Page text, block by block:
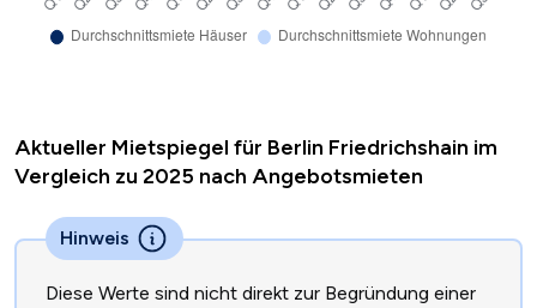
Aktueller Mietspiegel für Berlin Friedrichshain im
Vergleich zu 2025 nach Angebotsmieten
Hinweis
Diese Werte sind nicht direkt zur Begründung einer